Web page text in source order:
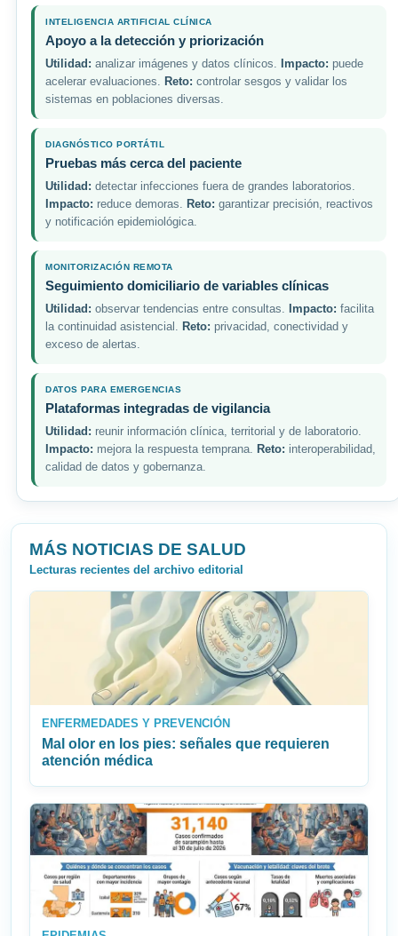
INTELIGENCIA ARTIFICIAL CLÍNICA
Apoyo a la detección y priorización
Utilidad: analizar imágenes y datos clínicos. Impacto: puede
acelerar evaluaciones. Reto: controlar sesgos y validar los
sistemas en poblaciones diversas.
DIAGNÓSTICO PORTÁTIL
Pruebas más cerca del paciente
Utilidad: detectar infecciones fuera de grandes laboratorios.
Impacto: reduce demoras. Reto: garantizar precisión, reactivos
y notificación epidemiológica.
MONITORIZACIÓN REMOTA
Seguimiento domiciliario de variables clínicas
Utilidad: observar tendencias entre consultas. Impacto: facilita
la continuidad asistencial. Reto: privacidad, conectividad y
exceso de alertas.
DATOS PARA EMERGENCIAS
Plataformas integradas de vigilancia
Utilidad: reunir información clínica, territorial y de laboratorio.
Impacto: mejora la respuesta temprana. Reto: interoperabilidad,
calidad de datos y gobernanza.
MÁS NOTICIAS DE SALUD
Lecturas recientes del archivo editorial
ENFERMEDADES Y PREVENCIÓN
Mal olor en los pies: señales que requieren
atención médica